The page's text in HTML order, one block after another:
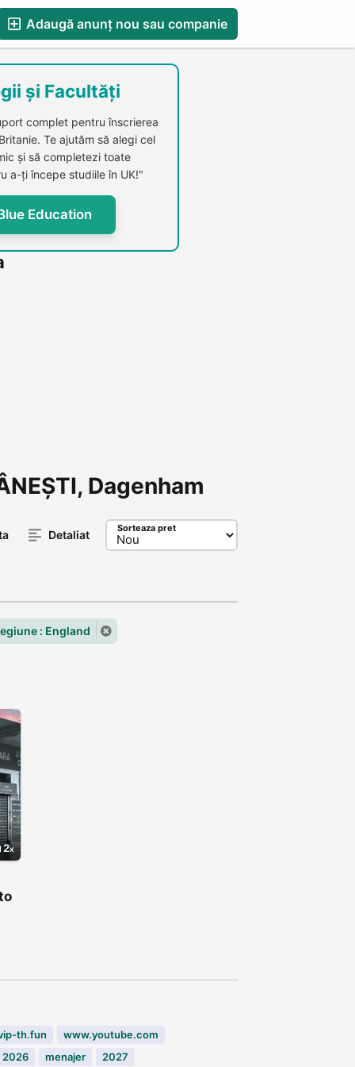
Adaugă anunț nou sau companie
și Facultăți
complet pentru înscrierea
Te ajutăm să alegi cel
și să completezi toate
a-ți începe studiile în UK!"
Education
Dagenham
Detaliat Sorteaza pret
: England
2
th.fun
www.youtube.com
2026 menajer
2027